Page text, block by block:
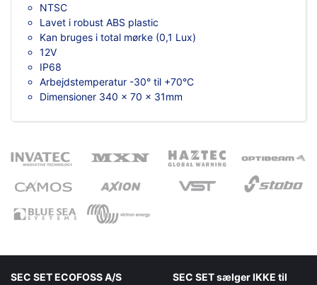
NTSC
Lavet i robust ABS plastic
Kan bruges i total mørke (0,1 Lux)
12V
IP68
Arbejdstemperatur -30° til +70°C
Dimensioner 340 x 70 x 31mm
SEC SET ECOFOSS A/S
SEC SET sælger IKKE til